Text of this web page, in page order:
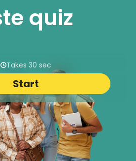
quiz